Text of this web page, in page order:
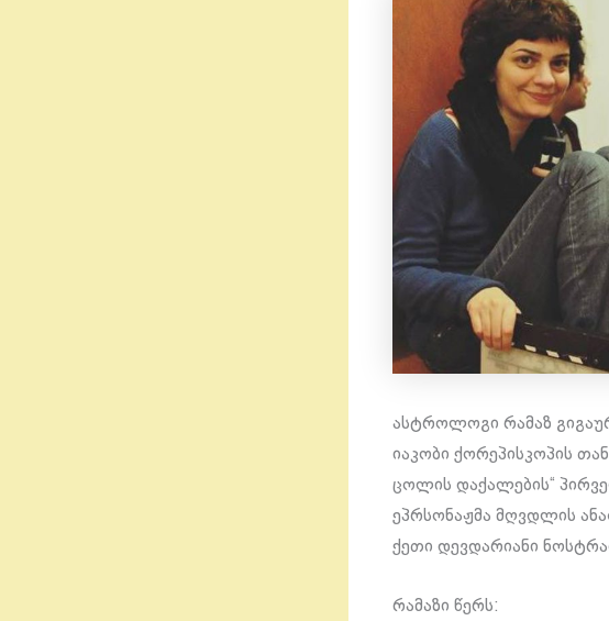
ასტროლოგი რამაზ
იაკობი ქორეპისკოპის
ცოლის დაქალების“
ეპრსონაჟმა მღვდლის
ქეთი დევდარიანი
რამაზი წერს: